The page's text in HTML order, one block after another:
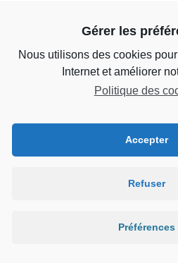
for:
Horaires
Du lundi au vendredi de 14h à 18h
Bienvenue
Gérer les
Nous utilisons des cookies
Internet et améliorer
Politique des
Accepter
Refuser
Préférences